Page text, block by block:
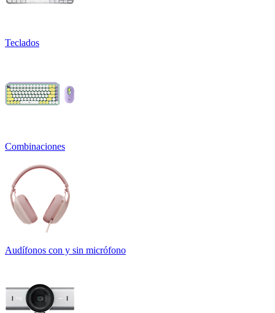
Teclados
Combinaciones
Audífonos con y sin micrófono